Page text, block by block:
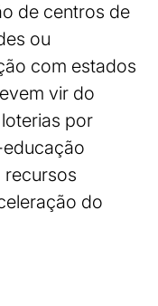
de centros de
ou
com estados
vir do
por
recursos
do